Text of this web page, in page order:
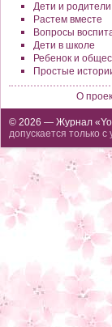
Дети и родители
Растем вместе
Вопросы
Дети в школе
Ребенок и
Простые
О
© 2026 — Журнал
допускается только